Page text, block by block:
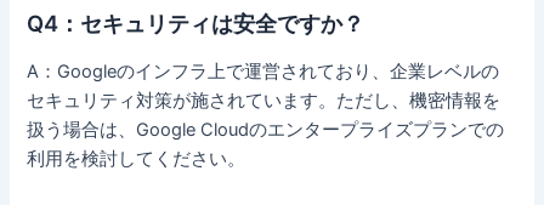
Q4：セキュリティは安全ですか？
A：Googleのインフラ上で運営されており、企業レベルの
セキュリティ対策が施されています。ただし、機密情報を
扱う場合は、Google Cloudのエンタープライズプランでの
利用を検討してください。